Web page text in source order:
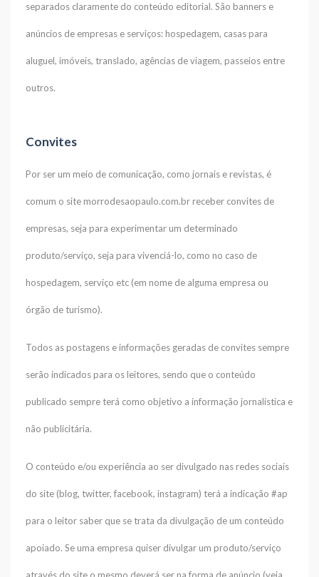
separados claramente do conteúdo editorial. São banners e
anúncios de empresas e serviços: hospedagem, casas para
aluguel, imóveis, translado, agências de viagem, passeios entre
outros.
Convites
Por ser um meio de comunicação, como jornais e revistas, é
comum o site morrodesaopaulo.com.br receber convites de
empresas, seja para experimentar um determinado
produto/serviço, seja para vivenciá-lo, como no caso de
hospedagem, serviço etc (em nome de alguma empresa ou
órgão de turismo).
Todos as postagens e informações geradas de convites sempre
serão indicados para os leitores, sendo que o conteúdo
publicado sempre terá como objetivo a informação jornalística e
não publicitária.
O conteúdo e/ou experiência ao ser divulgado nas redes sociais
do site (blog, twitter, facebook, instagram) terá a indicação #ap
para o leitor saber que se trata da divulgação de um conteúdo
apoiado. Se uma empresa quiser divulgar um produto/serviço